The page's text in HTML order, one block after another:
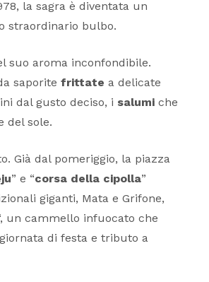
la sagra è diventata un
straordinario bulbo.
suo aroma inconfondibile.
saporite frittate a delicate
dal gusto deciso, i salumi che
del sole.
Già dal pomeriggio, la piazza
” e “corsa della cipolla”
giganti, Mata e Grifone,
un cammello infuocato che
di festa e tributo a